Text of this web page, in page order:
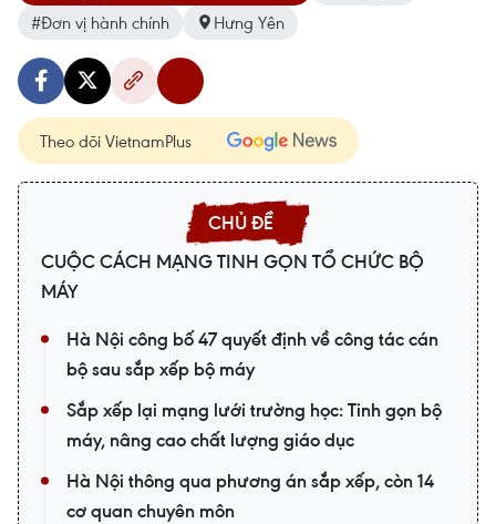
#Đơn vị hành chính
Hưng Yên
Theo dõi VietnamPlus
CUỘC CÁCH MẠNG TINH GỌN TỔ CHỨC BỘ
MÁY
Hà Nội công bố 47 quyết định về công tác cán
bộ sau sắp xếp bộ máy
Sắp xếp lại mạng lưới trường học: Tinh gọn bộ
máy, nâng cao chất lượng giáo dục
Hà Nội thông qua phương án sắp xếp, còn 14
cơ quan chuyên môn